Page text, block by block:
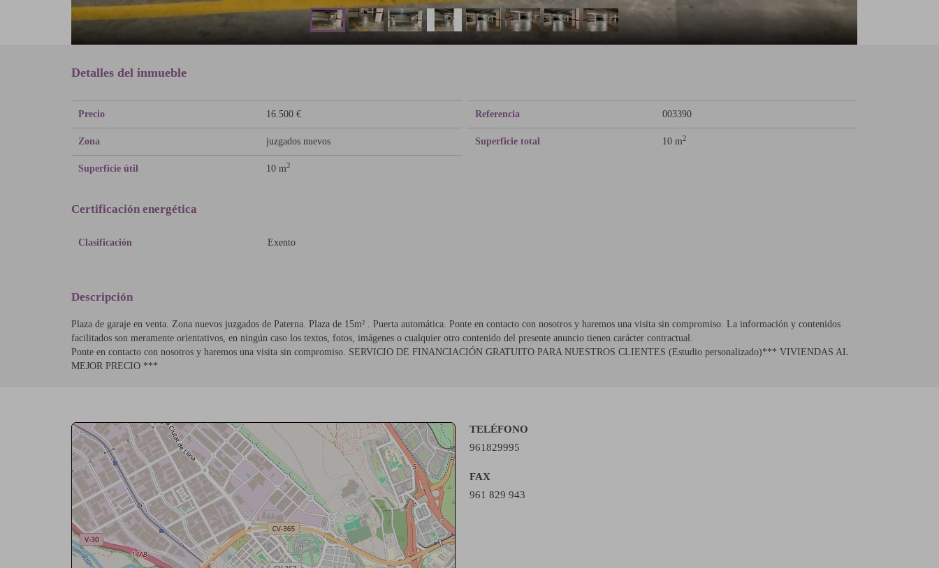
Detalles del inmueble
Precio 16.500 € Referencia 003390
Zona juzgados nuevos Superficie total 10 m2
Superficie útil 10 m2
Certificación energética
Clasificación Exento
Descripción
Plaza de garaje en venta. Zona nuevos juzgados de Paterna. Plaza de 15m² . Puerta automática. Ponte en contacto con nosotros y haremos una visita sin compromiso. La información y contenidos
facilitados son meramente orientativos, en ningún caso los textos, fotos, imágenes o cualquier otro contenido del presente anuncio tienen carácter contractual.
Ponte en contacto con nosotros y haremos una visita sin compromiso. SERVICIO DE FINANCIACIÓN GRATUITO PARA NUESTROS CLIENTES (Estudio personalizado)*** VIVIENDAS AL
MEJOR PRECIO ***
TELÉFONO
961829995
FAX
961 829 943